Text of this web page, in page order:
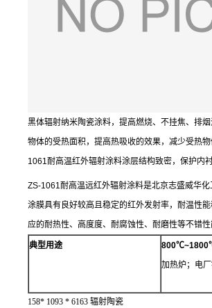
黑体辐射纳米陶瓷涂料，提高燃烧、不挂焦、排
物体的受热面积，提高热吸收的效果，减少受热物
1061耐高温红外辐射涂料涂层结构致密，保护内
ZS-1061耐高温远红外辐射涂料是北京志盛威华
涂膜具有良好较高且稳定的红外发射率，耐温性
应的耐热性、高度度、耐腐蚀性、耐磨性等不错
典型用途 800℃~1800
加热炉；电厂
158* 1093 * 6163 辐射陶瓷